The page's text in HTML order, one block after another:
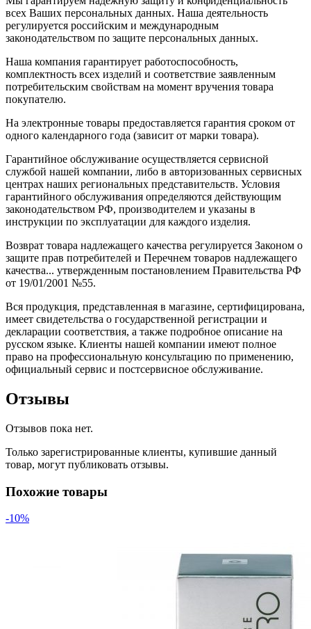
всех Ваших персональных данных. Наша деятельность
регулируется российским и международным
законодательством по защите персональных данных.
Наша компания гарантирует работоспособность,
комплектность всех изделий и соответствие заявленным
потребительским свойствам на момент вручения товара
покупателю.
На электронные товары предоставляется гарантия сроком от
одного календарного года (зависит от марки товара).
Гарантийное обслуживание осуществляется сервисной
службой нашей компании, либо в авторизованных сервисных
центрах наших региональных представительств. Условия
гарантийного обслуживания определяются действующим
законодательством РФ, производителем и указаны в
инструкции по эксплуатации для каждого изделия.
Возврат товара надлежащего качества регулируется Законом о
защите прав потребителей и Перечнем товаров надлежащего
качества... утвержденным постановлением Правительства РФ
от 19/01/2001 №55.
Вся продукция, представленная в магазине, сертифицирована,
имеет свидетельства о государственной регистрации и
декларации соответствия, а также подробное описание на
русском языке. Клиенты нашей компании имеют полное
право на профессиональную консультацию по применению,
официальный сервис и постсервисное обслуживание.
Отзывы
Отзывов пока нет.
Только зарегистрированные клиенты, купившие данный
товар, могут публиковать отзывы.
Похожие товары
-10%